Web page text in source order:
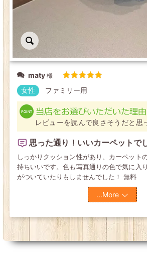
maty
女性 ファミリー用
レビューを読んで良さそうだと思
度よく、デザインも気に入ったから
思った通り！いいカーペットでし
しっかりクッション性があり、カーペット
持ちいいです。色も写真通りの色で気に入
がついていたりもしませんでした！ 無料
...More